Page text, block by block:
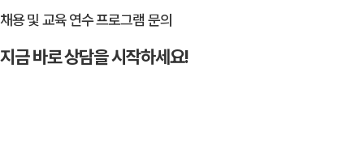
채용 및 교육 연수 프로그램 문의
지금 바로 상담을 시작하세요!